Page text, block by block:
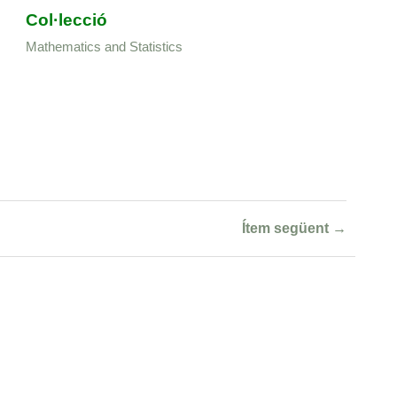
Col·lecció
Mathematics and Statistics
Ítem següent →